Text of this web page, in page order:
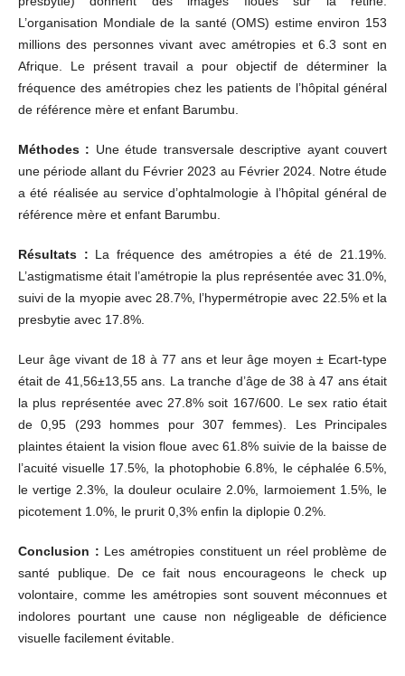
L’organisation Mondiale de la santé (OMS) estime environ 153
millions des personnes vivant avec amétropies et 6.3 sont en
Afrique. Le présent travail a pour objectif de déterminer la
fréquence des amétropies chez les patients de l’hôpital général
de référence mère et enfant Barumbu.
Méthodes : Une étude transversale descriptive ayant couvert
une période allant du Février 2023 au Février 2024. Notre étude
a été réalisée au service d’ophtalmologie à l’hôpital général de
référence mère et enfant Barumbu.
Résultats : La fréquence des amétropies a été de 21.19%.
L’astigmatisme était l’amétropie la plus représentée avec 31.0%,
suivi de la myopie avec 28.7%, l’hypermétropie avec 22.5% et la
presbytie avec 17.8%.
Leur âge vivant de 18 à 77 ans et leur âge moyen ± Ecart-type
était de 41,56±13,55 ans. La tranche d’âge de 38 à 47 ans était
la plus représentée avec 27.8% soit 167/600. Le sex ratio était
de 0,95 (293 hommes pour 307 femmes). Les Principales
plaintes étaient la vision floue avec 61.8% suivie de la baisse de
l’acuité visuelle 17.5%, la photophobie 6.8%, le céphalée 6.5%,
le vertige 2.3%, la douleur oculaire 2.0%, larmoiement 1.5%, le
picotement 1.0%, le prurit 0,3% enfin la diplopie 0.2%.
Conclusion : Les amétropies constituent un réel problème de
santé publique. De ce fait nous encourageons le check up
volontaire, comme les amétropies sont souvent méconnues et
indolores pourtant une cause non négligeable de déficience
visuelle facilement évitable.